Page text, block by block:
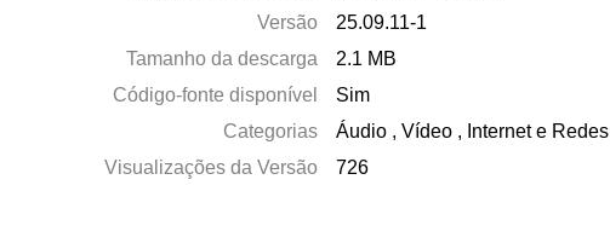
Versão
25.09.11-1
Tamanho da descarga
2.1 MB
Código-fonte disponível
Sim
Categorias
Áudio ,Vídeo , Internet e Redes
Visualizações da Versão
726